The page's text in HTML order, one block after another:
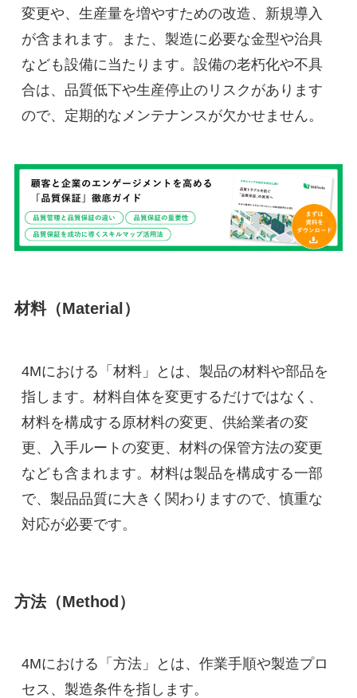
変更や、生産量を増やすための改造、新規導入
が含まれます。また、製造に必要な金型や治具
なども設備に当たります。設備の老朽化や不具
合は、品質低下や生産停止のリスクがあります
ので、定期的なメンテナンスが欠かせません。
材料（Material）
4Mにおける「材料」とは、製品の材料や部品を
指します。材料自体を変更するだけではなく、
材料を構成する原材料の変更、供給業者の変
更、入手ルートの変更、材料の保管方法の変更
なども含まれます。材料は製品を構成する一部
で、製品品質に大きく関わりますので、慎重な
対応が必要です。
方法（Method）
4Mにおける「方法」とは、作業手順や製造プロ
セス、製造条件を指します。